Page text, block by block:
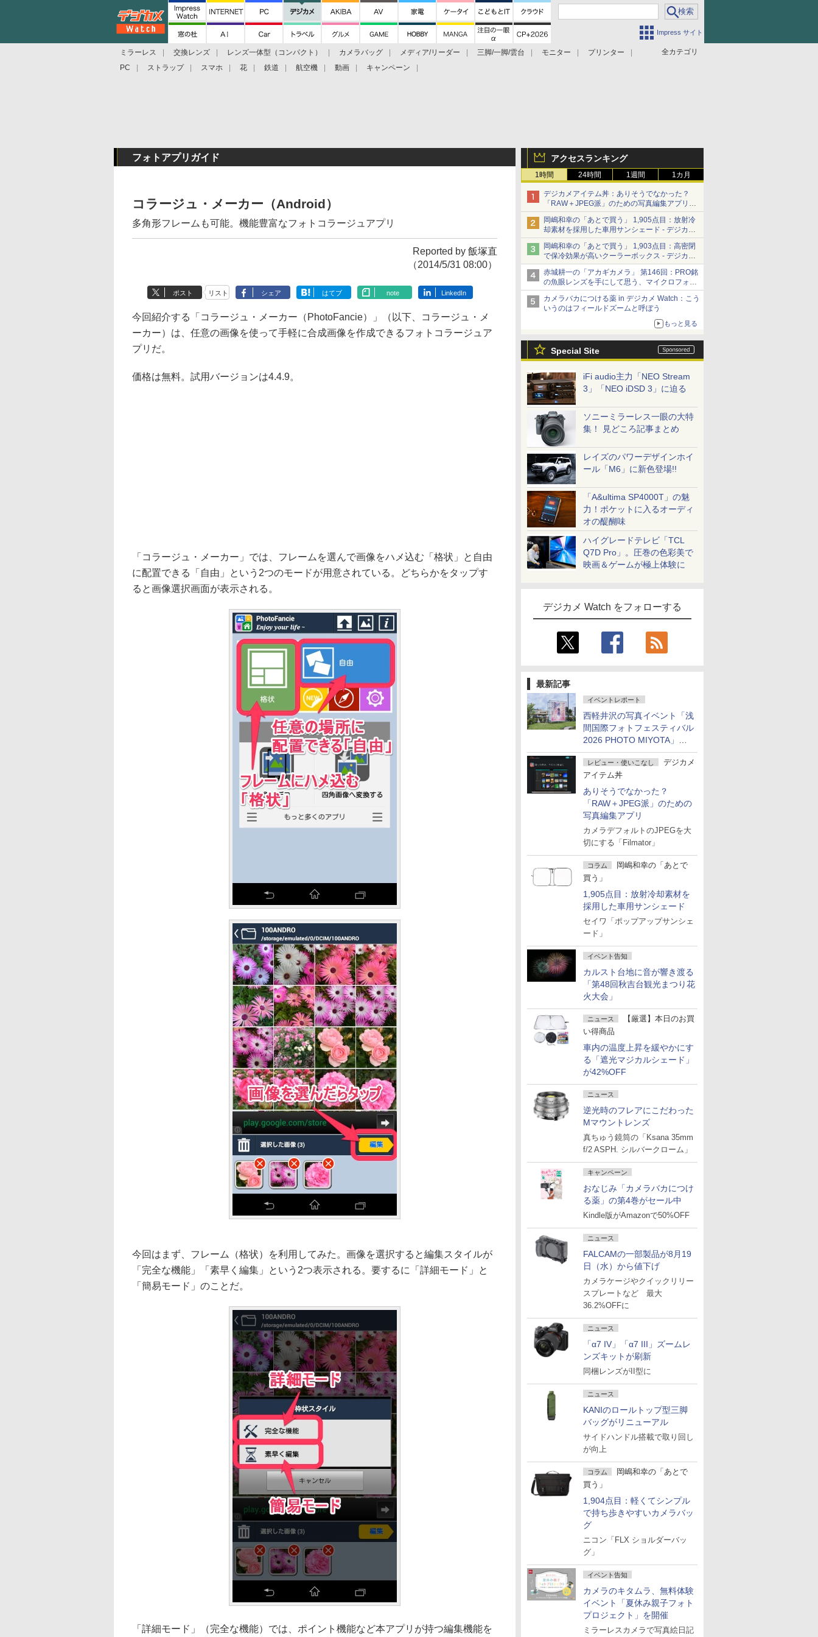
Impress サイト
全カテゴリ
ミラーレス 交換レンズ レンズ一体型（コンパクト） カメラバッグ メディア/リーダー 三脚/一脚/雲台 モニター
プリンター
PC
ストラップ スマホ 花 鉄道 航空機 動画 キャンペーン
アクセスランキング
1時間 24時間 1週間 1カ月
デジカメアイテム丼：ありそうでなかった？
「RAW＋JPEG派」のための写真編集アプリ
カメラデフォルトのJPEGを大切にする
「Filmator」
岡嶋和幸の「あとで買う」 1,905点目：放射冷
却素材を採用した車用サンシェード - デジカメ
Watch
岡嶋和幸の「あとで買う」 1,903点目：高密閉
で保冷効果が高いクーラーボックス - デジカメ
Watch
赤城耕一の「アカギカメラ」 第146回：PRO銘
の魚眼レンズを手にして思う、マイクロフォー
サーズへの期待と可能性
カメラバカにつける薬 in デジカメ Watch：こう
いうのはフィールドズームと呼ぼう
もっと見る
Special Site
iFi audio主力「NEO Stream
3」「NEO iDSD 3」に迫る
ソニーミラーレス一眼の大特
集！ 見どころ記事まとめ
レイズのパワーデザインホイ
ール「M6」に新色登場!!
「A&ultima SP4000T」の魅
力！ポケットに入るオーディ
オの醍醐味
ハイグレードテレビ「TCL
Q7D Pro」。圧巻の色彩美で
映画＆ゲームが極上体験に
デジカメ Watch をフォローする
最新記事
イベントレポート
西軽井沢の写真イベント「浅
間国際フォトフェスティバル
2026 PHOTO MIYOTA」が
開幕
レビュー・使いこなし
デジカメ
アイテム丼
ありそうでなかった？
「RAW＋JPEG派」のための
写真編集アプリ
カメラデフォルトのJPEGを大
切にする「Filmator」
コラム
岡嶋和幸の「あとで
買う」
1,905点目：放射冷却素材を
採用した車用サンシェード
セイワ「ポップアップサンシェ
ード」
イベント告知
カルスト台地に音が響き渡る
「第48回秋吉台観光まつり花
火大会」
ニュース
【厳選】本日のお買
い得商品
車内の温度上昇を緩やかにす
る「遮光マジカルシェード」
が42%OFF
ニュース
逆光時のフレアにこだわった
Mマウントレンズ
真ちゅう鏡筒の「Ksana 35mm
f/2 ASPH. シルバークローム」
キャンペーン
おなじみ「カメラバカにつけ
る薬」の第4巻がセール中
Kindle版がAmazonで50%OFF
ニュース
FALCAMの一部製品が8月19
日（水）から値下げ
カメラケージやクイックリリー
スプレートなど 最大
36.2%OFFに
ニュース
「α7 IV」「α7 III」ズームレ
ンズキットが刷新
同梱レンズがII型に
ニュース
KANIのロールトップ型三脚
バッグがリニューアル
サイドハンドル搭載で取り回し
が向上
コラム
岡嶋和幸の「あとで
買う」
1,904点目：軽くてシンプル
で持ち歩きやすいカメラバッ
グ
ニコン「FLX ショルダーバッ
グ」
イベント告知
カメラのキタムラ、無料体験
イベント「夏休み親子フォト
プロジェクト」を開催
ミラーレスカメラで写真絵日記
フォトアプリガイド
コラージュ・メーカー（Android）
多角形フレームも可能。機能豊富なフォトコラージュアプリ
Reported by 飯塚直
（2014/5/31 08:00）
ポスト リスト シェア はてブ note LinkedIn
今回紹介する「コラージュ・メーカー（PhotoFancie）」（以下、コラージュ・メ
ーカー）は、任意の画像を使って手軽に合成画像を作成できるフォトコラージュア
プリだ。
価格は無料。試用バージョンは4.4.9。
「コラージュ・メーカー」では、フレームを選んで画像をハメ込む「格状」と自由
に配置できる「自由」という2つのモードが用意されている。どちらかをタップす
ると画像選択画面が表示される。
今回はまず、フレーム（格状）を利用してみた。画像を選択すると編集スタイルが
「完全な機能」「素早く編集」という2つ表示される。要するに「詳細モード」と
「簡易モード」のことだ。
「詳細モード」（完全な機能）では、ポイント機能など本アプリが持つ編集機能を